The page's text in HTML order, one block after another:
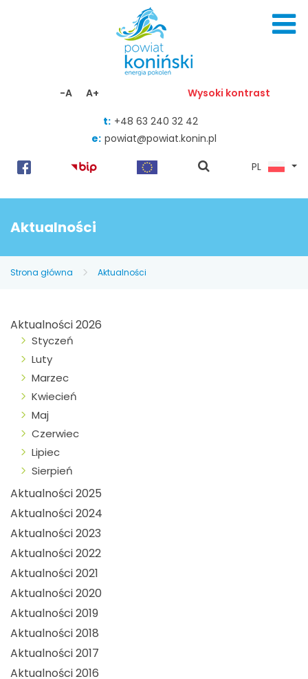
-A A+ Wysoki kontrast
t: +48 63 240 32 42
e: powiat@powiat.konin.pl
pokaż
PL
Aktualności
Strona główna Aktualności
Aktualności 2026
Styczeń
Luty
Marzec
Kwiecień
Maj
Czerwiec
Lipiec
Sierpień
Aktualności 2025
Aktualności 2024
Aktualności 2023
Aktualności 2022
Aktualności 2021
Aktualności 2020
Aktualności 2019
Aktualności 2018
Aktualności 2017
Aktualności 2016